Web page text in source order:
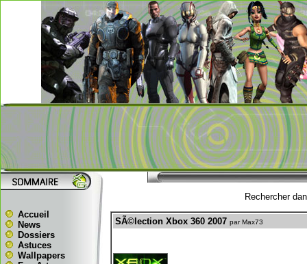
Accueil
News
Dossiers
Astuces
Wallpapers
Rechercher
SÃ©lection Xbox 360 2007 par Max73